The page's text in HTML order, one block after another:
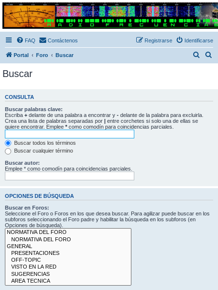
Radio Frecuencias
Foro de Radio Frecuencias
FAQ Contáctenos Identificarse
Registrarse
Portal Foro Buscar
a
a
r
Buscar
CONSULTA
Buscar palabras clave:
Escriba + delante de una palabra a encontrar y - delante de la palabra para excluirla.
Crea una lista de palabras separadas por | entre corchetes si solo una de ellas se
quiere encontrar. Emplee * como comodín para coincidencias parciales.
Buscar todos los términos
Buscar cualquier término
Buscar autor:
Emplee * como comodín para coincidencias parciales.
OPCIONES DE BÚSQUEDA
Buscar en Foros:
Seleccione el Foro o Foros en los que desea buscar. Para agilizar puede buscar en los
subforos seleccionando el Foro padre y habilitar la búsqueda en los subforos (en
Opciones de búsqueda).